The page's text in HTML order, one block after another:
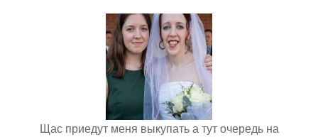
Щас приедут меня выкупать а тут очередь на